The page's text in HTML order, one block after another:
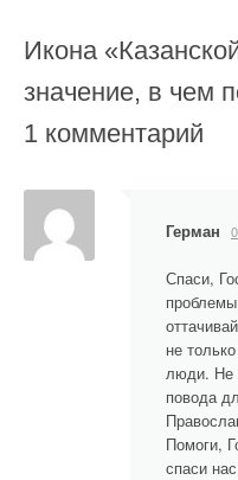
и
г
а
и
я
Икона
значение, в чем
1 комментарий
Герман
Спаси,
не
люди. Не
повода
Помоги,
спаси